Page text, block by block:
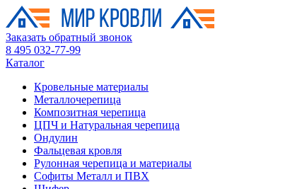
Заказать обратный звонок
8 495 032-77-99
Каталог
Кровельные материалы
Металлочерепица
Композитная черепица
ЦПЧ и Натуральная черепица
Ондулин
Фальцевая кровля
Рулонная черепица и материалы
Софиты Металл и ПВХ